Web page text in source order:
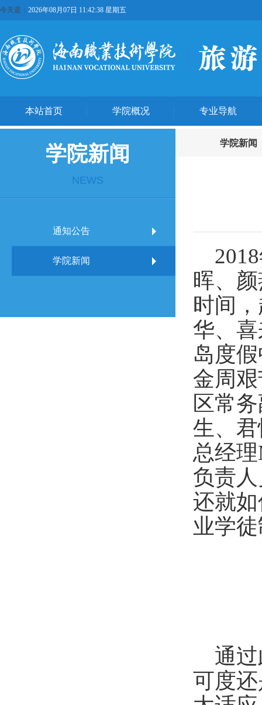
今天是： 2026年08月07日 11:42:38 星期五
本站首页 学院概况 专业导航
学院新闻
NEWS
通知公告
学院新闻
学院新闻
2018
晖、
时间
华、
岛度
金周
区常
生、
总经
负责
还就
业学
通
可度